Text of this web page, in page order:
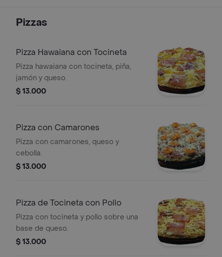
Pizzas
Pizza Hawaiana con Tocineta
Pizza hawaiana con tocineta, piña,
jamón y queso.
$ 13.000
Pizza con Camarones
Pizza con camarones, queso y
cebolla.
$ 13.000
Pizza de Tocineta con Pollo
Pizza con tocineta y pollo sobre una
base de queso.
$ 13.000